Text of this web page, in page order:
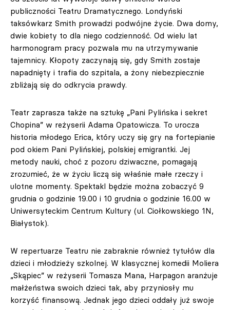
publiczności Teatru Dramatycznego. Londyński
taksówkarz Smith prowadzi podwójne życie. Dwa domy,
dwie kobiety to dla niego codzienność. Od wielu lat
harmonogram pracy pozwala mu na utrzymywanie
tajemnicy. Kłopoty zaczynają się, gdy Smith zostaje
napadnięty i trafia do szpitala, a żony niebezpiecznie
zbliżają się do odkrycia prawdy.
Teatr zaprasza także na sztukę „Pani Pylińska i sekret
Chopina” w reżyserii Adama Opatowicza. To urocza
historia młodego Erica, który uczy się gry na fortepianie
pod okiem Pani Pylińskiej, polskiej emigrantki. Jej
metody nauki, choć z pozoru dziwaczne, pomagają
zrozumieć, że w życiu liczą się właśnie małe rzeczy i
ulotne momenty. Spektakl będzie można zobaczyć 9
grudnia o godzinie 19.00 i 10 grudnia o godzinie 16.00 w
Uniwersyteckim Centrum Kultury (ul. Ciołkowskiego 1N,
Białystok).
W repertuarze Teatru nie zabraknie również tytułów dla
dzieci i młodzieży szkolnej. W klasycznej komedii Moliera
„Skąpiec” w reżyserii Tomasza Mana, Harpagon aranżuje
małżeństwa swoich dzieci tak, aby przyniosły mu
korzyść finansową. Jednak jego dzieci oddały już swoje